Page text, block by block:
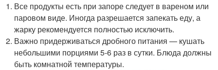
Все продукты есть при запоре следует в вареном или
паровом виде. Иногда разрешается запекать еду, а
жарку рекомендуется полностью исключить.
Важно придерживаться дробного питания — кушать
небольшими порциями 5-6 раз в сутки. Блюда должны
быть комнатной температуры.